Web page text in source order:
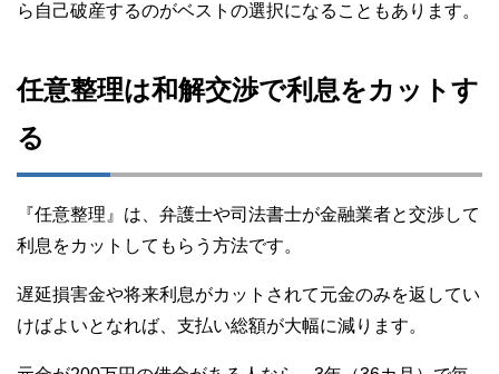
ら自己破産するのがベストの選択になることもあります。
任意整理は和解交渉で利息をカットす
る
『任意整理』は、弁護士や司法書士が金融業者と交渉して
利息をカットしてもらう方法です。
遅延損害金や将来利息がカットされて元金のみを返してい
けばよいとなれば、支払い総額が大幅に減ります。